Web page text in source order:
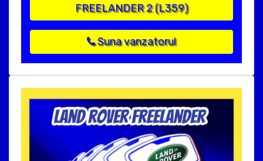
FREELANDER 2 (L359)
Suna vanzatorul